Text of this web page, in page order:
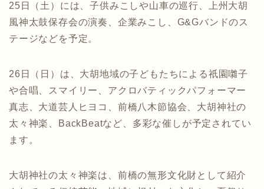
25日（土）には、子供みこしや山車の巡行、上州大胡
風神太鼓保存会の演奏、企業みこし、G&Gバンドのス
テージなどを予定。
26日（日）は、大胡地域の子どもたちによる祇園囃子
や合唱、スマイリー、アクロバティックパフォーマー
真志、大道芸人ヒヨコ、前橋八木節協会、大胡神社の
太々神楽、BackBeatなど、多彩な催しが予定されてい
ます。
大胡神社の太々神楽は、前橋の無形文化財として紹介